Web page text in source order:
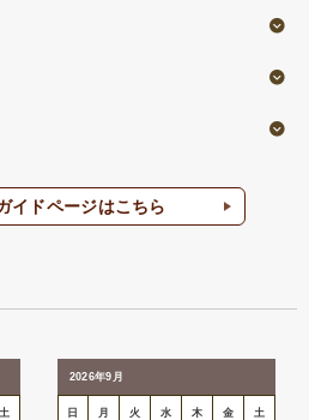
イドページはこちら
土
2026年9月
日 月 火 水 木 金 土